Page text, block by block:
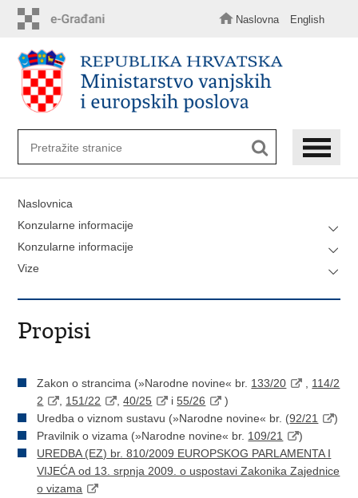
sadržaj
Naslovna English
Naslovnica
Konzularne informacije
Konzularne informacije
Vize
Propisi
Zakon o strancima (»Narodne novine« br. 133/20
114/2
2
151/22 ,40/25 i55/26
)
Uredba o viznom sustavu (»Narodne novine« br. (92/21
)
Pravilnik o vizama (»Narodne novine« br. 109/21
)
UREDBA (EZ) br. 810/2009 EUROPSKOG PARLAMENTA I
VIJEĆA od 13. srpnja 2009. o uspostavi Zakonika Zajednice
o vizama